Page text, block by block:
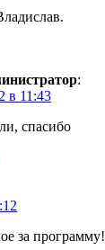
:
в 11:43
спасибо
за программу!